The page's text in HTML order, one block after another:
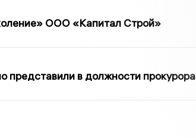
ООО «Капитал Строй»
представили в должности прокурора